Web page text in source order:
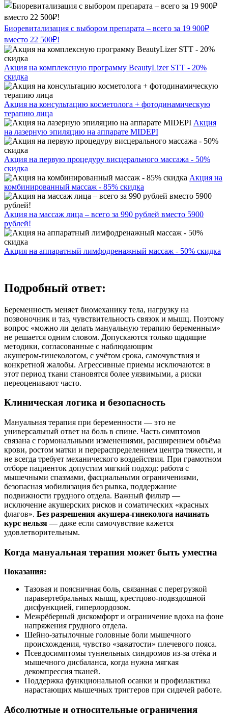
Биоревитализация с выбором препарата – всего за 19 900₽
вместо 22 500₽!
Акция на комплексную программу BeautyLizer STT - 20%
скидка
Акция на консультацию косметолога + фотодинамическую
терапию лица
Акция
на лазерную эпиляцию на аппарате MIDEPI
Акция на первую процедуру висцерального массажа - 50%
скидка
Акция на
комбинированный массаж - 85% скидка
Акция на массаж лица – всего за 990 рублей вместо 5900
рублей!
Акция на аппаратный лимфодренажный массаж - 50% скидка
Подробный ответ:
Беременность меняет биомеханику тела, нагрузку на
позвоночник и таз, чувствительность связок и мышц. Поэтому
вопрос «можно ли делать мануальную терапию беременным»
не решается одним словом. Допускаются только щадящие
методики, согласованные с наблюдающим
акушером‑гинекологом, с учётом срока, самочувствия и
конкретной жалобы. Агрессивные приемы исключаются: в
этот период ткани становятся более уязвимыми, а риски
переоценивают часто.
Клиническая логика и безопасность
Мануальная терапия при беременности — это не
универсальный ответ на боль в спине. Часть симптомов
связана с гормональными изменениями, расширением объёма
крови, ростом матки и перераспределением центра тяжести, и
не всегда требует механического воздействия. При грамотном
отборе пациенток допустим мягкий подход: работа с
мышечными спазмами, фасциальными ограничениями,
безопасная мобилизация без рывка, поддержание
подвижности грудного отдела. Важный фильтр —
исключение акушерских рисков и соматических «красных
флагов». Без разрешения акушера‑гинеколога начинать
курс нельзя — даже если самочувствие кажется
удовлетворительным.
Когда мануальная терапия может быть уместна
Показания:
Тазовая и поясничная боль, связанная с перегрузкой
паравертебральных мышц, крестцово‑подвздошной
дисфункцией, гиперлордозом.
Межрёберный дискомфорт и ограничение вдоха на фоне
напряжения грудного отдела.
Шейно‑затылочные головные боли мышечного
происхождения, чувство «зажатости» плечевого пояса.
Псевдосимптомы туннельных синдромов из‑за отёка и
мышечного дисбаланса, когда нужна мягкая
декомпрессия тканей.
Поддержка функциональной осанки и профилактика
нарастающих мышечных триггеров при сидячей работе.
Абсолютные и относительные ограничения